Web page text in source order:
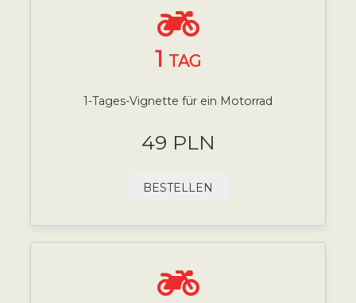
1 TAG
1-Tages-Vignette für ein Motorrad
49 PLN
BESTELLEN